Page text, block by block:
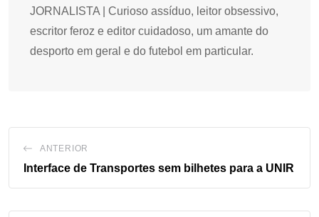
JORNALISTA | Curioso assíduo, leitor obsessivo,
escritor feroz e editor cuidadoso, um amante do
desporto em geral e do futebol em particular.
ANTERIOR
Interface de Transportes sem bilhetes para a UNIR